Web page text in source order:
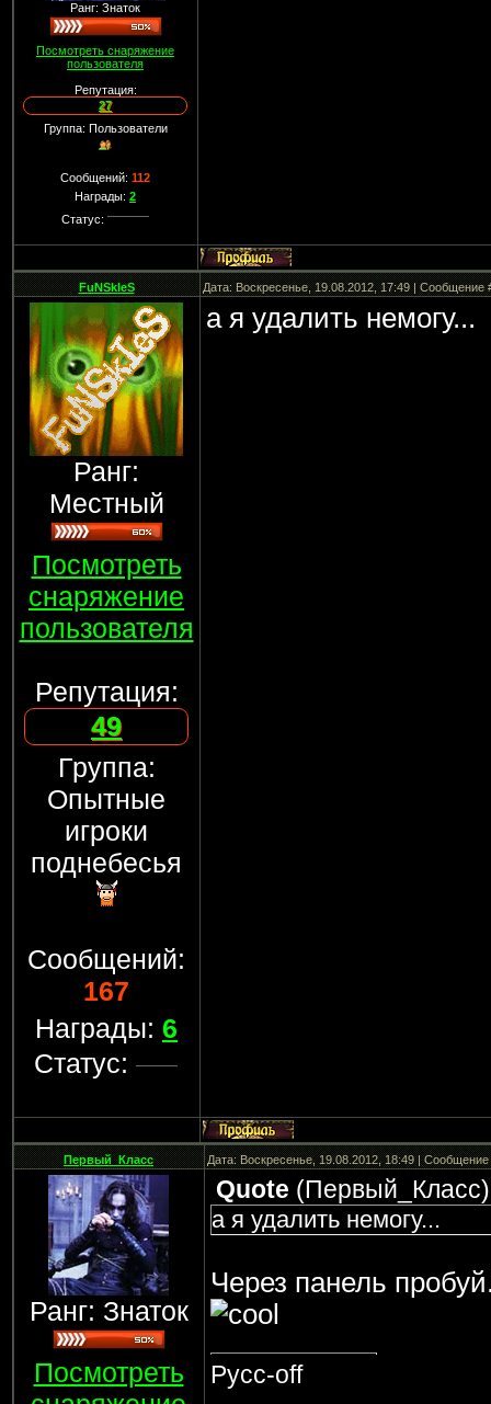
Ранг: Знаток
Посмотреть снаряжение
пользователя
Репутация:
27
Группа: Пользователи
Сообщений: 112
Награды: 2
Статус:
FuNSkIeS Дата: Воскресенье, 19.08.2012, 17:49 | Сообщение
Ранг:
Местный
Посмотреть
снаряжение
пользователя
Репутация:
49
Группа:
Опытные
игроки
поднебесья
Сообщений:
167
Награды: 6
Статус:
а я удалить немогу...
Первый_Класс Дата: Воскресенье, 19.08.2012, 18:49 |
Ранг: Знаток
Посмотреть
Quote (Первый_Класс)
а я удалить немогу...
Через панель
Русс-off